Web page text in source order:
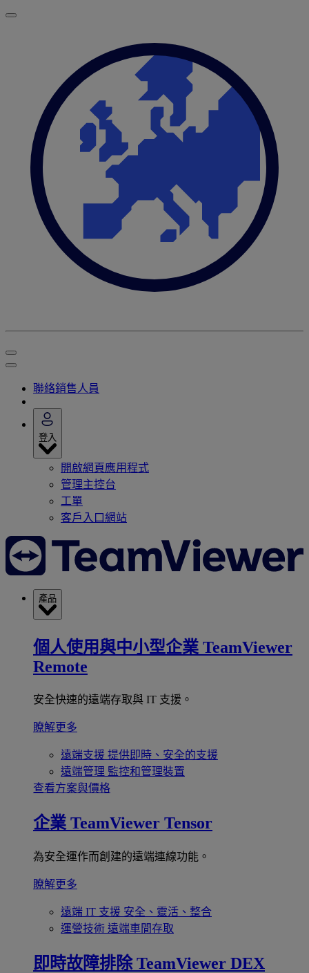
聯絡銷售人員
登入
開啟網頁應用程式
管理主控台
工單
客戶入口網站
產品
個人使用與中小型企業 TeamViewer
Remote
安全快速的遠端存取與 IT 支援。
瞭解更多
遠端支援 提供即時、安全的支援
遠端管理 監控和管理裝置
查看方案與價格
企業 TeamViewer Tensor
為安全運作而創建的遠端連線功能。
瞭解更多
遠端 IT 支援 安全、靈活、整合
運營技術 遠端車間存取
即時故障排除 TeamViewer DEX